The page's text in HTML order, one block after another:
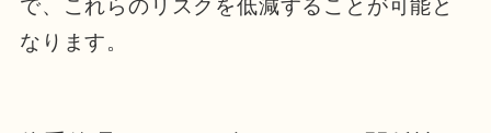
で、これらのリスクを低減することが可能と
なります。